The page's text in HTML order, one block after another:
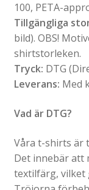
100, PETA-
Tillgängliga
bild). OBS!
shirtstorleken.
Tryck: DTG
Leverans: Med
Vad är DTG?
Våra t-shirts är
Det innebär att
textilfärg, vilket